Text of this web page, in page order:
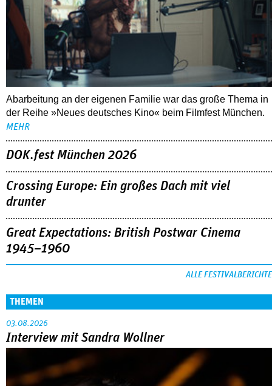
Abarbeitung an der eigenen Familie war das große Thema in
der Reihe »Neues deutsches Kino« beim Filmfest München.
MEHR
DOK.fest München 2026
Crossing Europe: Ein großes Dach mit viel
drunter
Great Expectations: British Postwar Cinema
1945–1960
ALLE FESTIVALBERICHTE
THEMEN
03.08.2026
Interview mit Sandra Wollner